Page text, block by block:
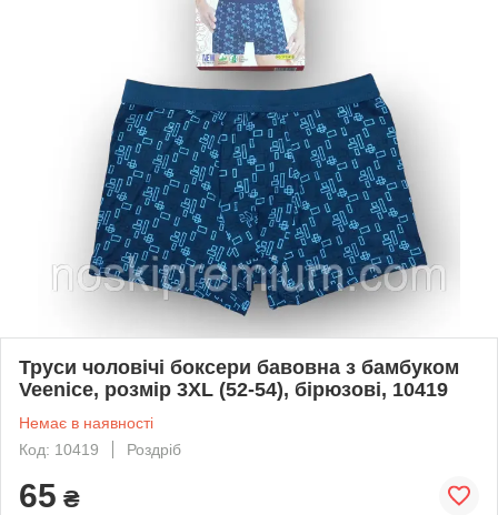
Труси чоловічі боксери бавовна з бамбуком
Veenice, розмір 3XL (52-54), бірюзові, 10419
Немає в наявності
Код: 10419
Роздріб
65 ₴